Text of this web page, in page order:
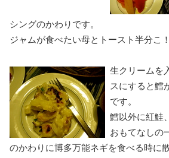
シングのかわりです。
ジャムが食べたい母とトースト半分こ！
生クリームを
スにすると鱈
です。
鱈以外に紅鮭
おもてなしの
のかわりに博多万能ネギを食べる時に